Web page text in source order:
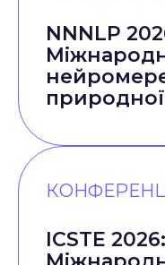
NNNLP
ICSTE